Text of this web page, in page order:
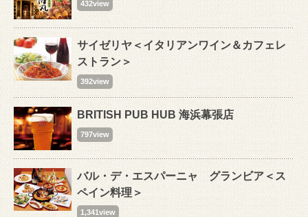
432view
サイゼリヤ＜イタリアンワイン＆カフェレ
ストラン＞
392view
BRITISH PUB HUB 海浜幕張店
797view
バル・デ・エスパーニャ グランビア＜ス
ペイン料理＞
1,341view